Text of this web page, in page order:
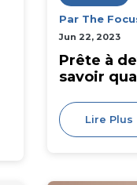
Par The
Jun 22, 2023
Prête à
savoir
Lire Plus